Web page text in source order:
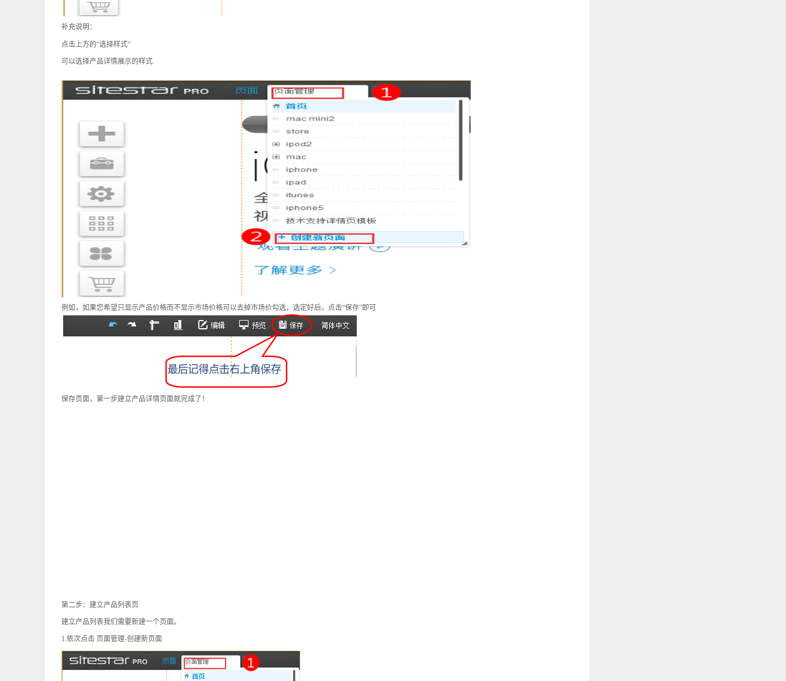
补充说明：
点击上方的“选择样式”
可以选择产品详情展示的样式.
例如，如果您希望只显示产品价格而不显示市场价格可以去掉市场价勾选，选定好后，点击“保存”即可
保存页面，第一步建立产品详情页面就完成了！
第二步：建立产品列表页
建立产品列表我们需要新建一个页面。
1.依次点击 页面管理-创建新页面